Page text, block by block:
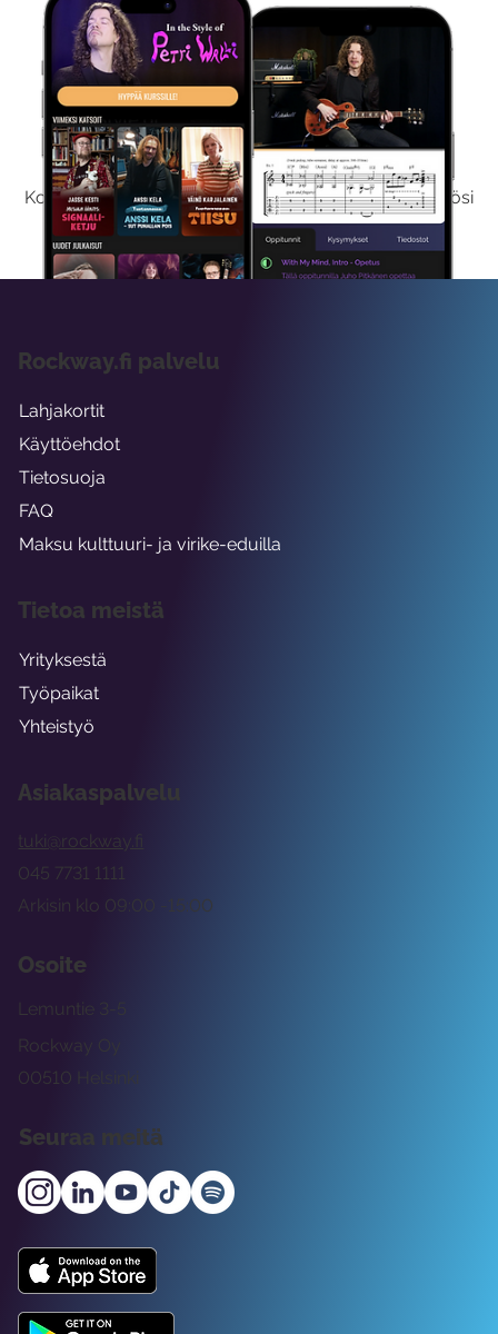
Kokeile Ilmaiseksi
Kokeilemalla ilmaiseksi saat koko sisältömme käyttöösi
viikon ajaksi.
Asiakaspalvelu
tuki@rockway.fi
Arkisin klo 09:00 -15:00
045 7731 1111
Osoite
Rockway Oy
Lemuntie 3-5
00510 Helsinki
Seuraa meitä
Rockway.fi palvelu
Lahjakortit
Käyttöehdot
Tietosuoja
FAQ
Maksu kulttuuri- ja virike-eduilla
Tietoa meistä
Yrityksestä
Työpaikat
Yhteistyö